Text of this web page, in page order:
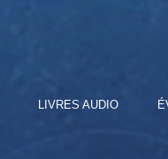
LIVRES AUDIO